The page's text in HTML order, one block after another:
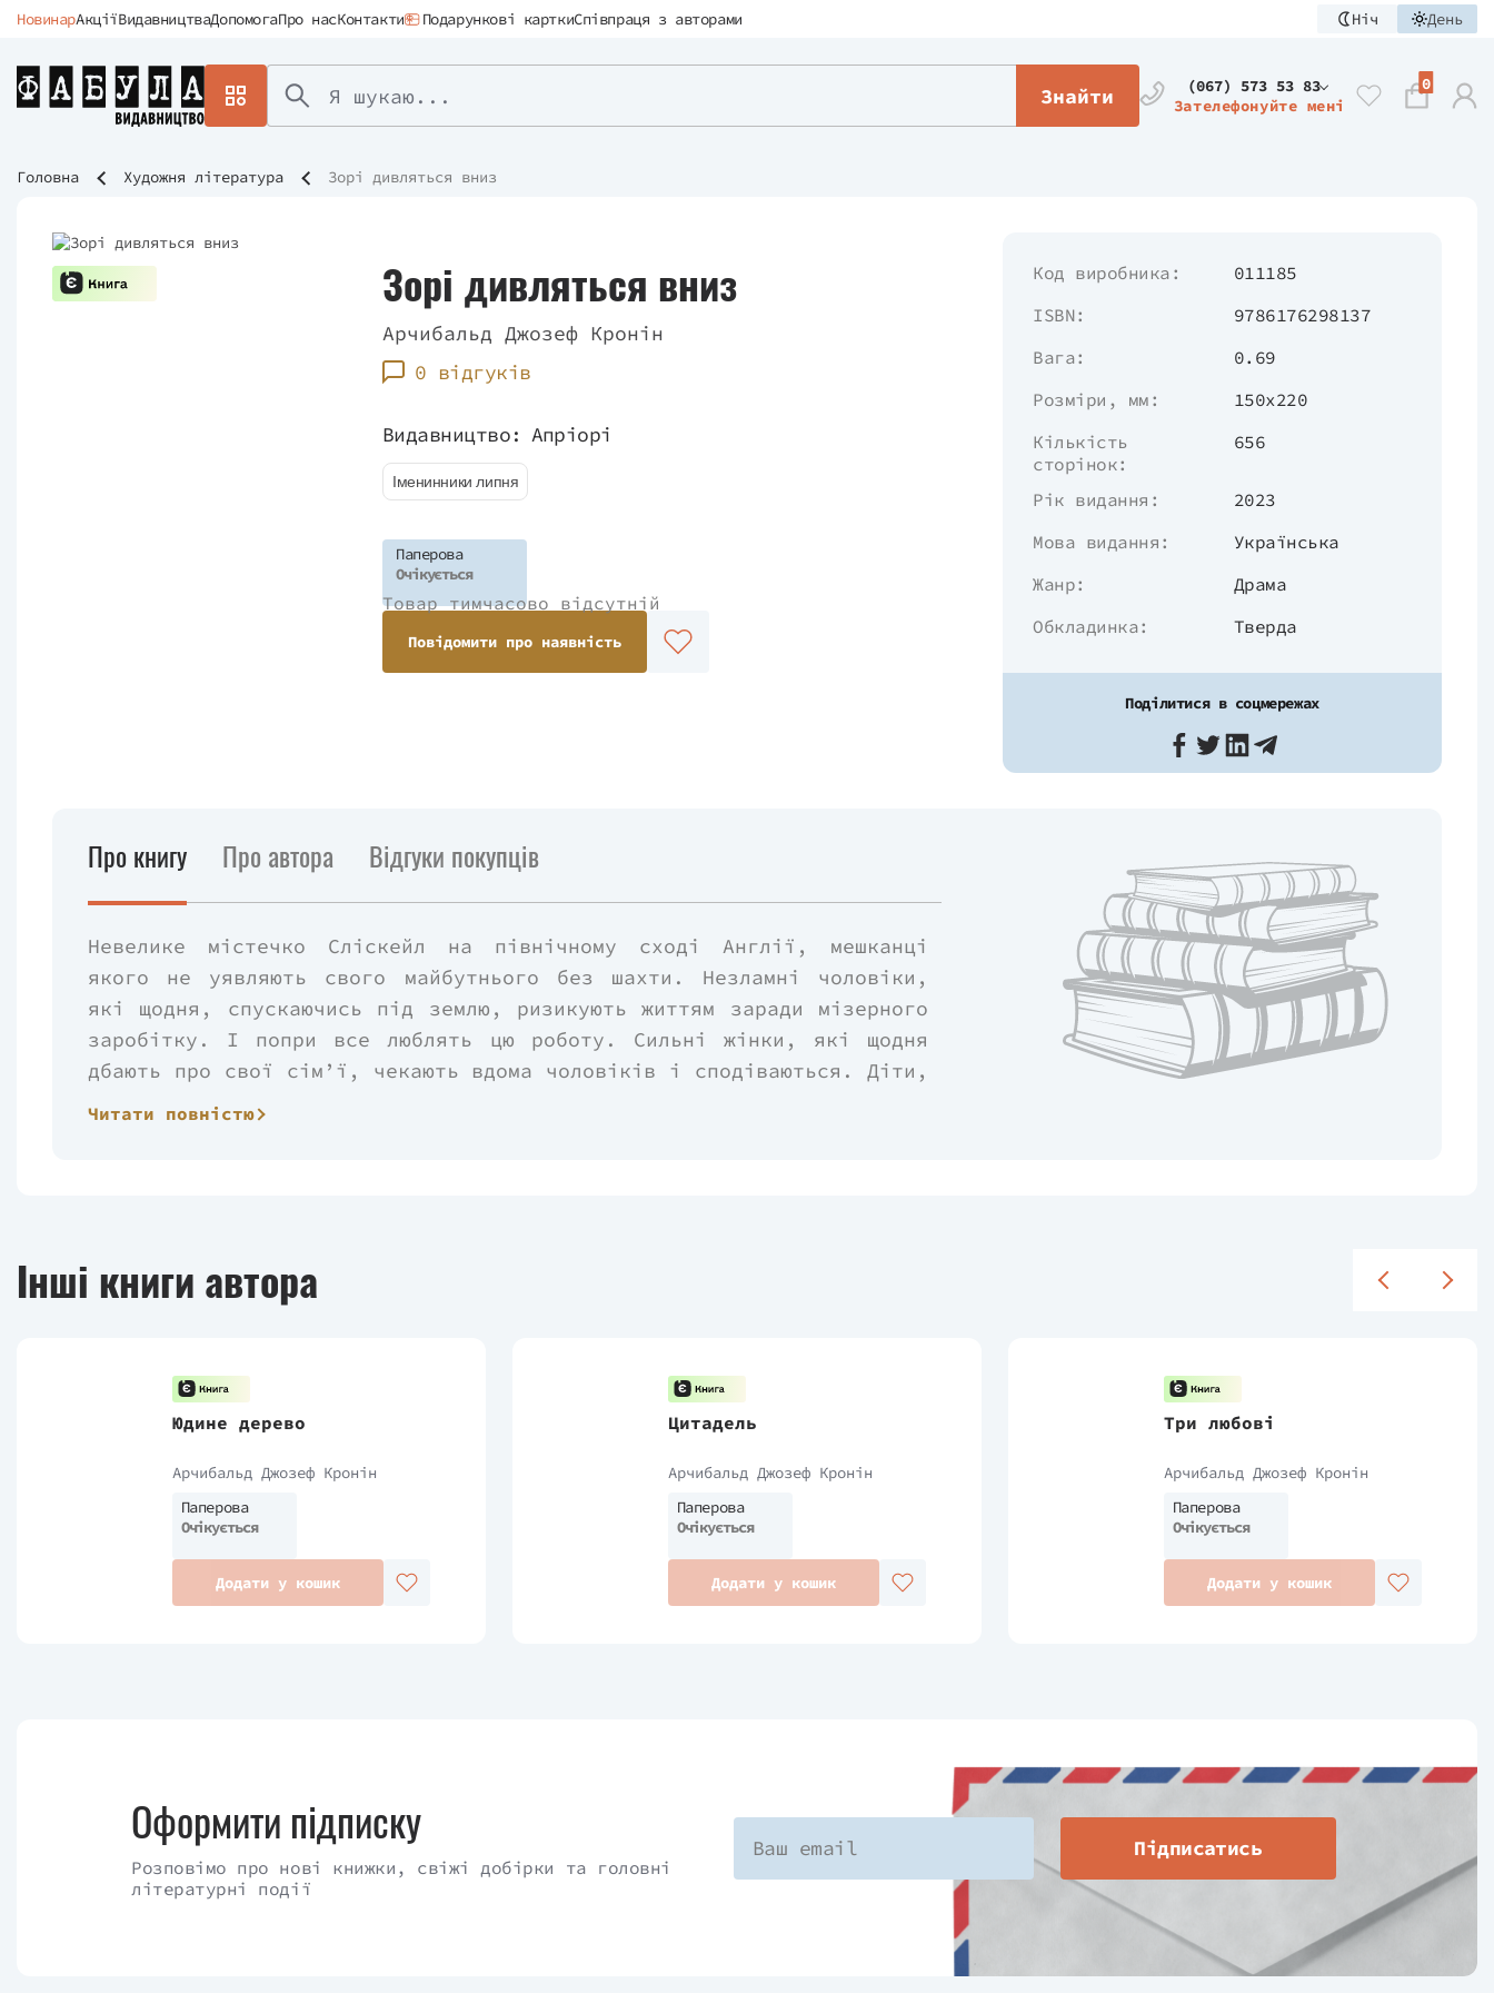
НовинарАкціїВидавництваДопомогаПро насКонтакти Подарункові карткиСпівпраця з авторами Ніч День
Знайти
(067) 573 53 83
Зателефонуйте мені
0
Головна Художня література Зорі дивляться вниз
Зорі дивляться вниз
Арчибальд Джозеф Кронін
0 відгуків
Видавництво: Апріорі
Іменинники липня
Паперова
Очікується
Товар тимчасово відсутній
Повідомити про наявність
Код виробника:
011185
ISBN:
9786176298137
Вага:
0.69
Розміри, мм:
150х220
Кількість
сторінок:
656
Рік видання:
2023
Мова видання:
Українська
Жанр:
Драма
Обкладинка:
Тверда
Поділитися в соцмережах
Про книгу Про автора Відгуки покупців
Невелике містечко Сліскейл на північному сході Англії, мешканці
якого не уявляють свого майбутнього без шахти. Незламні чоловіки,
які щодня, спускаючись під землю, ризикують життям заради мізерного
заробітку. І попри все люблять цю роботу. Сильні жінки, які щодня
дбають про свої сім’ї, чекають вдома чоловіків і сподіваються. Діти,
які прагнуть іншого, кращого життя.
відданий своїм цінностям та ідеалам, та чи зуміють вони знайти
омріяне щастя і відчути справжню радість?
Читати повністю
Інші книги автора
Юдине дерево
Арчибальд Джозеф Кронін
Паперова
Очікується
Додати у кошик
Цитадель
Арчибальд Джозеф Кронін
Паперова
Очікується
Додати у кошик
Три любові
Арчибальд Джозеф Кронін
Паперова
Очікується
Додати у кошик
Оформити підписку
Розповімо про нові книжки, свіжі добірки та головні
літературні події
Підписатись